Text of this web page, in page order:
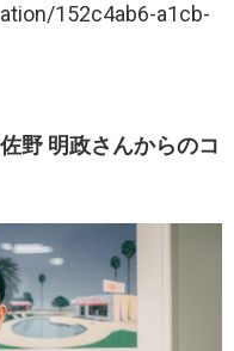
152c4ab6-a1cb-
野 明政さんからのコ